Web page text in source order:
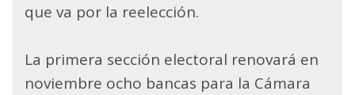
que va por la reelección.
La primera sección electoral renovará en
noviembre ocho bancas para la Cámara